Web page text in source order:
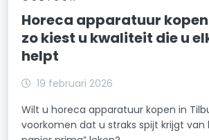
Horeca apparatuur
zo kiest u kwaliteit die u
helpt
19 februari 2026
Wilt u horeca apparatuur kopen in
voorkomen dat u straks spijt krijgt van